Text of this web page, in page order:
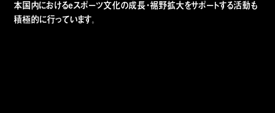
本国内におけるeスポーツ文化の成長・裾野拡大をサポートする活動も
積極的に行っています。